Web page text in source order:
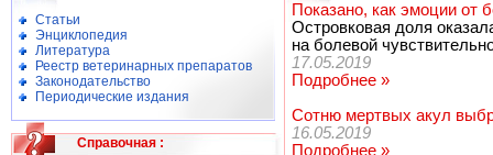
Статьи
Энциклопедия
Литература
Реестр ветеринарных препаратов
Законодательство
Периодические издания
Справочная :
Показано, как эмоции от
Островковая доля
на болевой
17.05.2019
Подробнее »
Сотню мертвых акул
16.05.2019
Подробнее »